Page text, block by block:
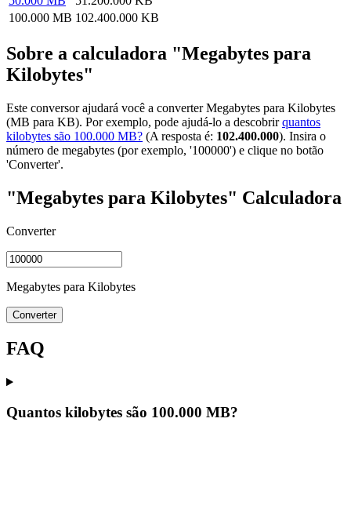
100.000 MB 102.400.000 KB
Sobre a calculadora "Megabytes para
Kilobytes"
Este conversor ajudará você a converter Megabytes para Kilobytes
(MB para KB). Por exemplo, pode ajudá-lo a descobrirquantos
kilobytes são 100.000 MB? (A resposta é: 102.400.000). Insira o
número de megabytes (por exemplo, '100000') e clique no botão
'Converter'.
"Megabytes para Kilobytes" Calculadora
Converter
Megabytes para Kilobytes
Converter
FAQ
Quantos kilobytes são 100.000 MB?